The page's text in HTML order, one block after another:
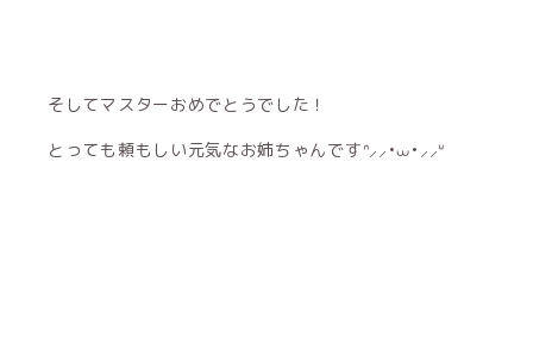
そしてマスターおめでとうでした！
とっても頼もしい元気なお姉ちゃんですᐢ⸝⸝•⩊•‪⸝⸝‪ᐡ